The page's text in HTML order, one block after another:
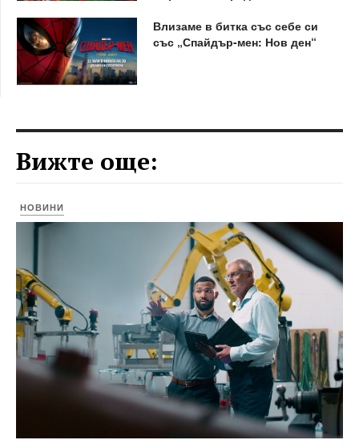
Влизаме в битка със себе си
със „Спайдър-мен: Нов ден“
Вижте още:
НОВИНИ